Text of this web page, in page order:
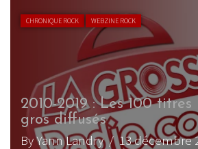
CHRONIQUE ROCK WEBZINE ROCK
2010-2019 : Les 100 titres
gros diffusés
By Yann Landry/ 13 décembre